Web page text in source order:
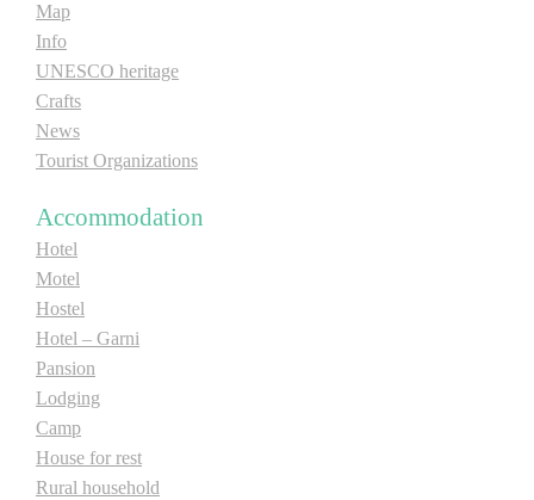
Map
Info
UNESCO heritage
Crafts
News
Tourist Organizations
Accommodation
Hotel
Motel
Hostel
Hotel – Garni
Pansion
Lodging
Camp
House for rest
Rural household